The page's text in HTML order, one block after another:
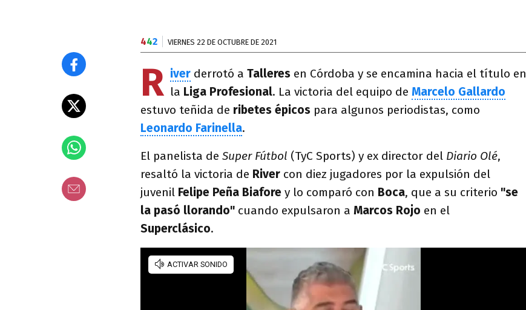
442 VIERNES 22 DE OCTUBRE DE 2021
R iver derrotó a Talleres en Córdoba y se encamina hacia el título en
la Liga Profesional. La victoria del equipo de Marcelo Gallardo
estuvo teñida de ribetes épicos para algunos periodistas, como
Leonardo Farinella.
El panelista de Super Fútbol (TyC Sports) y ex director del Diario Olé,
resaltó la victoria de River con diez jugadores por la expulsión del
juvenil Felipe Peña Biafore y lo comparó con Boca, que a su criterio "se
la pasó llorando" cuando expulsaron a Marcos Rojo en el
Superclásico.